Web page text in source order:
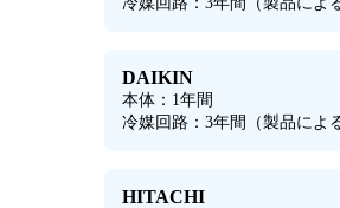
DAIKIN
本体：1年間
冷媒回路：3年間（製品によ
HITACHI